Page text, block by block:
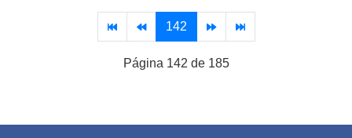
142
Página 142 de 185